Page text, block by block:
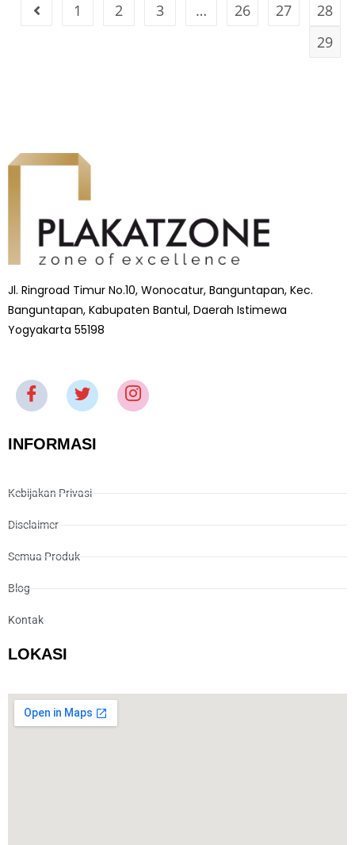
1 2 3 … 26 27
28
29
Jl. Ringroad Timur No.10, Wonocatur, Banguntapan, Kec.
Banguntapan, Kabupaten Bantul, Daerah Istimewa
Yogyakarta 55198
INFORMASI
Kebijakan Privasi
Disclaimer
Semua Produk
Blog
Kontak
LOKASI